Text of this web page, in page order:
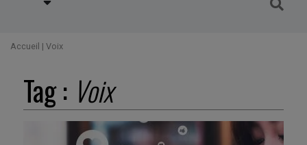
Accueil | Voix
Tag : Voix